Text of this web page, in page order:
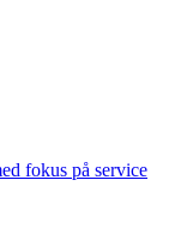
fokus på service